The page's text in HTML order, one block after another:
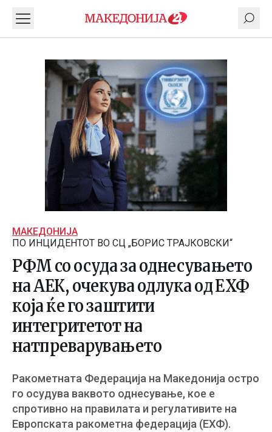
МАКЕДОНИЈА
ПО ИНЦИДЕНТОТ ВО СЦ „БОРИС ТРАЈКОВСКИ“
РФМ со осуда за однесувањето
на АЕК, очекува одлука од ЕХФ
која ќе го заштити
интегритетот на
натпреварувањето
Ракометната Федерација на Македонија остро
го осудува ваквото однесување, кое е
спротивно на правилата и регулативите на
Европската ракометна федерација (ЕХФ).